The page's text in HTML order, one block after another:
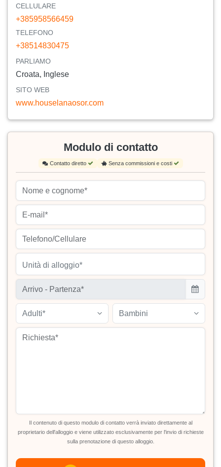
CELLULARE
+385958566459
TELEFONO
+38514830475
PARLIAMO
Croata, Inglese
SITO WEB
www.houselanaosor.com
Modulo di contatto
Contatto diretto Senza commissioni e costi
Unità di alloggio*
Adulti* Bambini
Il contenuto di questo modulo di contatto verrà inviato direttamente al
proprietario dell'alloggio e viene utilizzato esclusivamente per l'invio di richieste
sulla prenotazione di questo alloggio.